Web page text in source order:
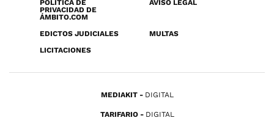
POLÍTICA DE
PRIVACIDAD DE
ÁMBITO.COM
AVISO LEGAL
EDICTOS JUDICIALES
MULTAS
LICITACIONES
MEDIAKIT DIGITAL
TARIFARIO DIGITAL